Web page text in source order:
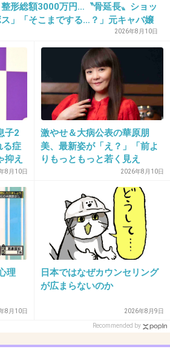
東か・・・。地方だから見れない
+2 -2
か…
。
+6 -4
から意外にうまかったりして
+3
整形総額3000万円…〝骨延長〟ショッ
ス」「そこまでする…？」元キャバ嬢
2026年8月10日
子2
る症
抑え
8月10日
激やせ＆大病公表の華原朋
美、最新姿が「え？」「前よ
りもっともっと若く見え
2026年8月10日
理
8月10日
日本ではなぜカウンセリング
が広まらないのか
2026年8月9日
Recommended by